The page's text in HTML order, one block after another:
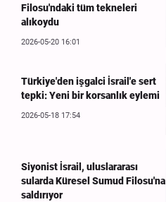
Filosu'ndaki tüm tekneleri
alıkoydu
2026-05-20 16:01
Türkiye'den işgalci İsrail'e sert
tepki: Yeni bir korsanlık eylemi
2026-05-18 17:54
Siyonist İsrail, uluslararası
sularda Küresel Sumud Filosu'na
saldırıyor